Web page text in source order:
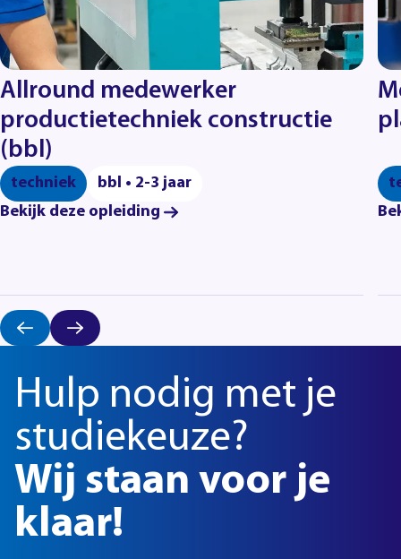
Allround medewerker
productietechniek constructie
(bbl)
techniek
bbl • 2-3 jaar
Bekijk deze opleiding
Hulp nodig met je
studiekeuze?
Wij staan voor je
klaar!